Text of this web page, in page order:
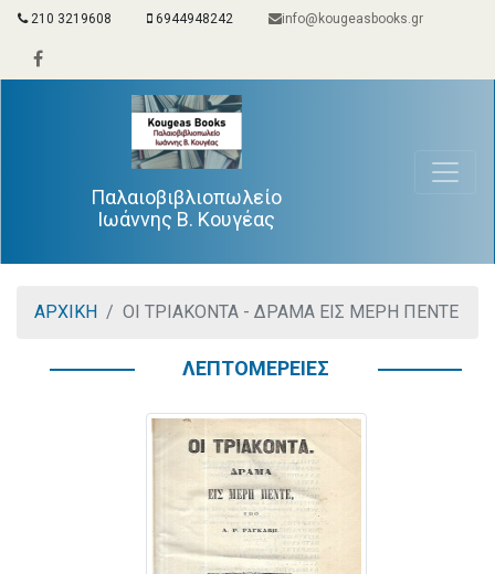
210 3219608 6944948242 info@kougeasbooks.gr
Παλαιοβιβλιοπωλείο
Ιωάννης Β. Κουγέας
ΑΡΧΙΚΗ ΟΙ ΤΡΙΑΚΟΝΤΑ - ΔΡΑΜΑ ΕΙΣ ΜΕΡΗ ΠΕΝΤΕ
ΛΕΠΤΟΜΕΡΕΙΕΣ